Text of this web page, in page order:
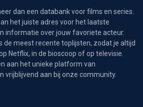
dan een databank voor films en series.
het juiste adres voor het laatste
informatie over jouw favoriete acteur.
de meest recente toplijsten, zodat je altijd
Netflix, in de bioscoop of op televisie.
aan het unieke platform van
vrijblijvend aan bij onze community.